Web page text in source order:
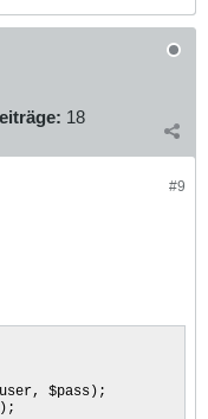
18
#9
$pass);